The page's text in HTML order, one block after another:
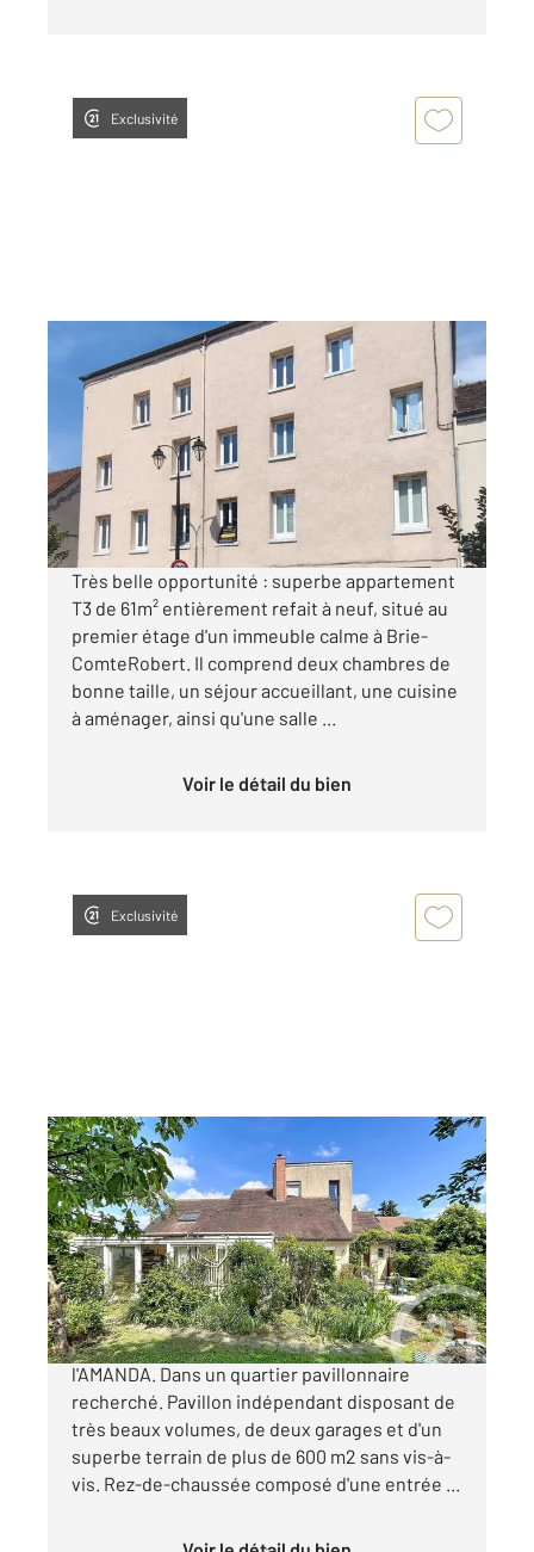
Exclusivité
BRIE COMTE ROBERT 77
61,49 m2, 3 pièces
Ref : 24693
Appartement F3 à vendre
169 000 €
Visiter le site dédié
Très belle opportunité : superbe appartement
T3 de 61m² entièrement refait à neuf, situé au
premier étage d'un immeuble calme à Brie-
ComteRobert. Il comprend deux chambres de
bonne taille, un séjour accueillant, une cuisine
à aménager, ainsi qu'une salle ...
Voir le détail du bien
Exclusivité
SERVON 77
127,34 m2, 7 pièces
Ref : 24797
Maison à vendre
299 000 €
Notre exclusivité Century 21 membre de
l'AMANDA. Dans un quartier pavillonnaire
recherché. Pavillon indépendant disposant de
très beaux volumes, de deux garages et d'un
superbe terrain de plus de 600 m2 sans vis-à-
vis. Rez-de-chaussée composé d'une entrée ...